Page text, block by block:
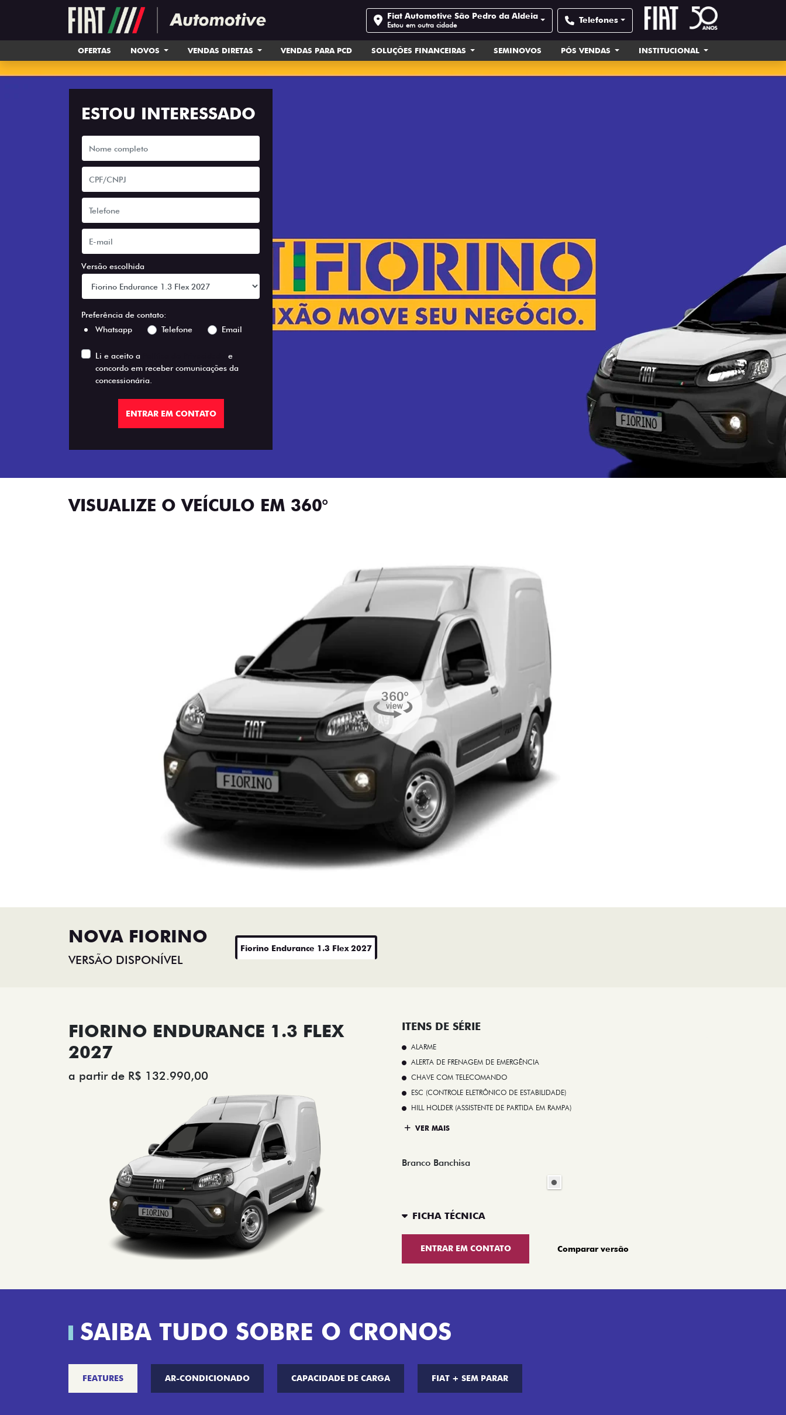
Fiat Automotive São Pedro da Aldeia
Estou em outra cidade Telefones
OFERTAS NOVOS VENDAS DIRETAS VENDAS PARA PCD SOLUÇÕES FINANCEIRAS SEMINOVOS PÓS VENDAS INSTITUCIONAL
ESTOU INTERESSADO
Versão escolhida
Preferência de contato:
Whatsapp
Telefone Email
Li e aceito a
e
concordo em receber comunicações da
concessionária.
ENTRAR EM CONTATO
VISUALIZE O VEÍCULO EM 360°
NOVA FIORINO
VERSÃO DISPONÍVEL
Fiorino Endurance 1.3 Flex 2027
FIORINO ENDURANCE 1.3 FLEX
2027
a partir de R$ 132.990,00
ITENS DE SÉRIE
ALARME
ALERTA DE FRENAGEM DE EMERGÊNCIA
CHAVE COM TELECOMANDO
ESC (CONTROLE ELETRÔNICO DE ESTABILIDADE)
HILL HOLDER (ASSISTENTE DE PARTIDA EM RAMPA)
VER MAIS
Branco Banchisa
FICHA TÉCNICA
ENTRAR EM CONTATO Comparar versão
SAIBA TUDO SOBRE O CRONOS
FEATURES AR-CONDICIONADO CAPACIDADE DE CARGA FIAT + SEM PARAR